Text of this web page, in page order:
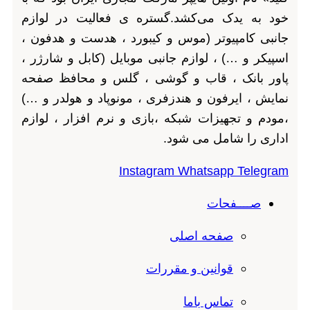
خود به یدک می‌کشد.گستره ی فعالیت در لوازم
جانبی کامپیوتر (موس و کیبورد ، هدست و هدفون ،
اسپیکر و …) ، لوازم جانبی موبایل (کابل و شارژر ،
پاور بانک ، قاب و گوشی ، گلس و محافظ صفحه
نمایش ، ایرفون و هندزفری ، مونوپاد و هولدر و …)
،مودم و تجهیزات شبکه ،بازی و نرم افزار ، لوازم
اداری را شامل می شود.
Instagram Whatsapp Telegram
صــــفحات
صفحه اصلی
قوانین و مقررات
تماس باما